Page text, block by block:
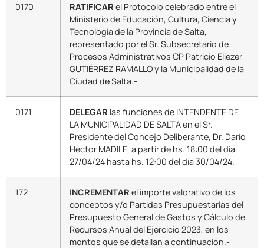
0170 RATIFICAR el Protocolo celebrado entre el
Ministerio de Educación, Cultura, Ciencia y
Tecnología de la Provincia de Salta,
representado por el Sr. Subsecretario de
Procesos Administrativos CP Patricio Eliezer
GUTIÉRREZ RAMALLO y la Municipalidad de la
Ciudad de Salta.-
0171 DELEGAR las funciones de INTENDENTE DE
LA MUNICIPALIDAD DE SALTA en el Sr.
Presidente del Concejo Deliberante, Dr. Darío
Héctor MADILE, a partir de hs. 18:00 del día
27/04/24 hasta hs. 12:00 del día 30/04/24.-
172 INCREMENTAR el importe valorativo de los
conceptos y/o Partidas Presupuestarias del
Presupuesto General de Gastos y Cálculo de
Recursos Anual del Ejercicio 2023, en los
montos que se detallan a continuación.-